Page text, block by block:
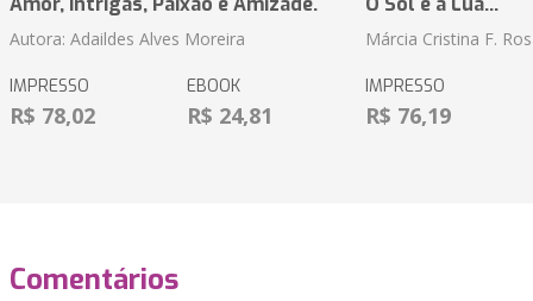
Autora: Adaildes Alves Moreira
IMPRESSO
R$ 78,02
EBOOK
R$ 24,81
Márcia Cristina F.
IMPRESSO
R$ 76,19
Comentários